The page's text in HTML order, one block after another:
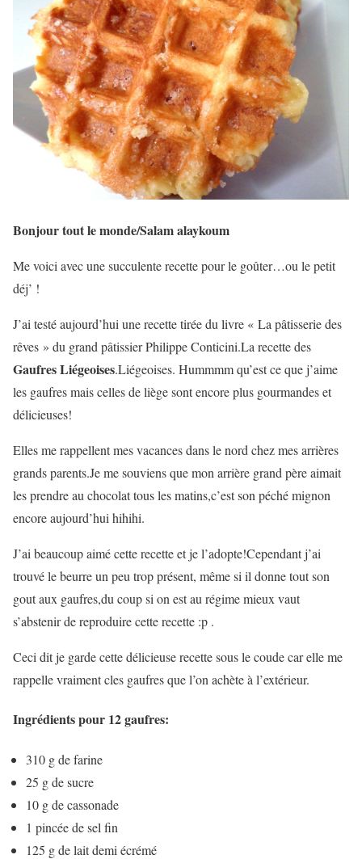
Bonjour tout le monde/Salam alaykoum
Me voici avec une succulente recette pour le goûter…ou le petit
déj’ !
J’ai testé aujourd’hui une recette tirée du livre « La pâtisserie des
rêves » du grand pâtissier Philippe Conticini.La recette des
Gaufres Liégeoises.Liégeoises. Hummmm qu’est ce que j’aime
les gaufres mais celles de liège sont encore plus gourmandes et
délicieuses!
Elles me rappellent mes vacances dans le nord chez mes arrières
grands parents.Je me souviens que mon arrière grand père aimait
les prendre au chocolat tous les matins,c’est son péché mignon
encore aujourd’hui hihihi.
J’ai beaucoup aimé cette recette et je l’adopte!Cependant j’ai
trouvé le beurre un peu trop présent, même si il donne tout son
gout aux gaufres,du coup si on est au régime mieux vaut
s’abstenir de reproduire cette recette :p .
Ceci dit je garde cette délicieuse recette sous le coude car elle me
rappelle vraiment cles gaufres que l’on achète à l’extérieur.
Ingrédients pour 12 gaufres:
310 g de farine
25 g de sucre
10 g de cassonade
1 pincée de sel fin
125 g de lait demi écrémé